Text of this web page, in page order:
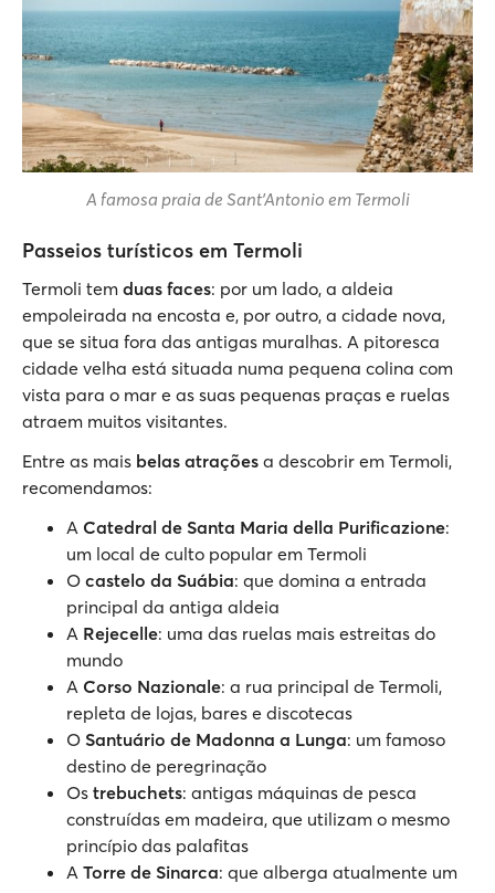
A famosa praia de Sant'Antonio em Termoli
Passeios turísticos em Termoli
Termoli tem duas faces: por um lado, a aldeia
empoleirada na encosta e, por outro, a cidade nova,
que se situa fora das antigas muralhas. A pitoresca
cidade velha está situada numa pequena colina com
vista para o mar e as suas pequenas praças e ruelas
atraem muitos visitantes.
Entre as mais belas atrações a descobrir em Termoli,
recomendamos:
A Catedral de Santa Maria della Purificazione:
um local de culto popular em Termoli
O castelo da Suábia: que domina a entrada
principal da antiga aldeia
A Rejecelle: uma das ruelas mais estreitas do
mundo
A Corso Nazionale: a rua principal de Termoli,
repleta de lojas, bares e discotecas
O Santuário de Madonna a Lunga: um famoso
destino de peregrinação
Os trebuchets: antigas máquinas de pesca
construídas em madeira, que utilizam o mesmo
princípio das palafitas
A Torre de Sinarca: que alberga atualmente um